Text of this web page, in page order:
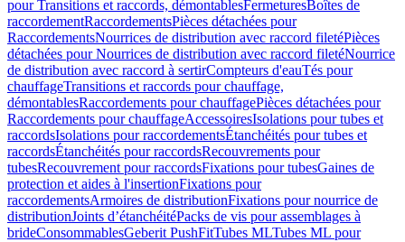
pour Transitions et raccords, démontablesFermeturesBoîtes de
raccordementRaccordementsPièces détachées pour
RaccordementsNourrices de distribution avec raccord filetéPièces
détachées pour Nourrices de distribution avec raccord filetéNourrice
de distribution avec raccord à sertirCompteurs d'eauTés pour
chauffageTransitions et raccords pour chauffage,
démontablesRaccordements pour chauffagePièces détachées pour
Raccordements pour chauffageAccessoiresIsolations pour tubes et
raccordsIsolations pour raccordementsÉtanchéités pour tubes et
raccordsÉtanchéités pour raccordsRecouvrements pour
tubesRecouvrement pour raccordsFixations pour tubesGaines de
protection et aides à l'insertionFixations pour
raccordementsArmoires de distributionFixations pour nourrice de
distributionJoints d’étanchéitéPacks de vis pour assemblages à
brideConsommablesGeberit PushFitTubes MLTubes ML pour